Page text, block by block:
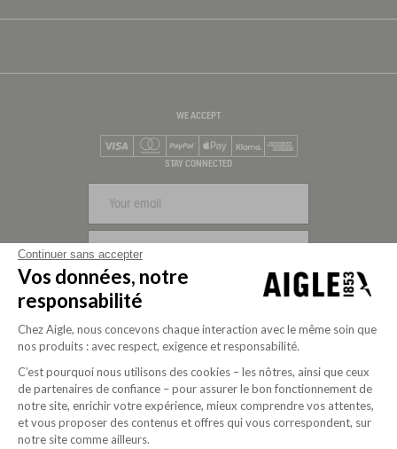
WE ACCEPT
Mastercard
PayPalApple Pay
STAY CONNECTED
Continuer sans accepter
Vos données, notre
responsabilité
Chez Aigle, nous concevons chaque interaction avec le même soin que
nos produits : avec respect, exigence et responsabilité.
C’est pourquoi nous utilisons des cookies – les nôtres, ainsi que ceux
de partenaires de confiance – pour assurer le bon fonctionnement de
notre site, enrichir votre expérience, mieux comprendre vos attentes,
et vous proposer des contenus et offres qui vous correspondent, sur
notre site comme ailleurs.